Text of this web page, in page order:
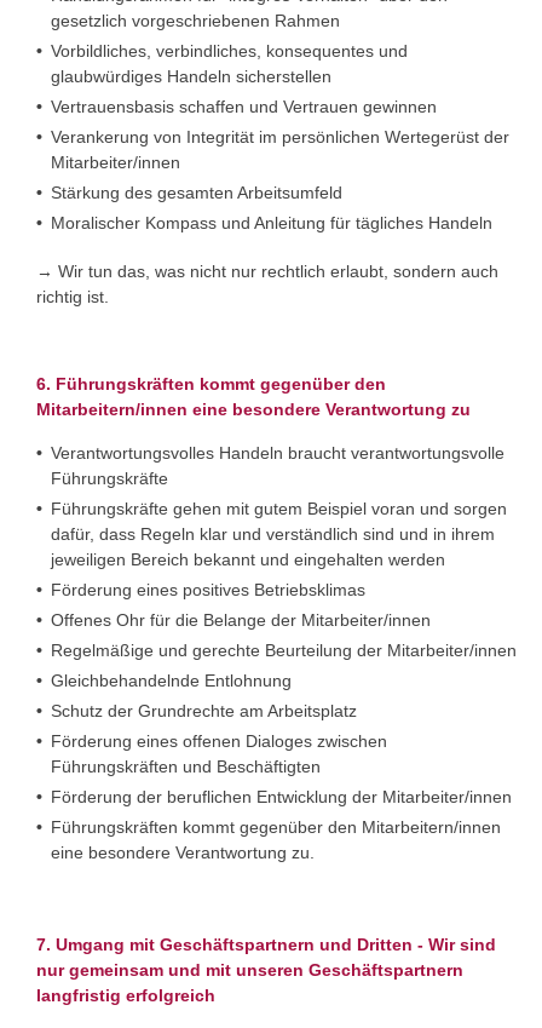
gesetzlich vorgeschriebenen Rahmen
Vorbildliches, verbindliches, konsequentes und
glaubwürdiges Handeln sicherstellen
Vertrauensbasis schaffen und Vertrauen gewinnen
Verankerung von Integrität im persönlichen Wertegerüst der
Mitarbeiter/innen
Stärkung des gesamten Arbeitsumfeld
Moralischer Kompass und Anleitung für tägliches Handeln
→ Wir tun das, was nicht nur rechtlich erlaubt, sondern auch
richtig ist.
6. Führungskräften kommt gegenüber den
Mitarbeitern/innen eine besondere Verantwortung zu
Verantwortungsvolles Handeln braucht verantwortungsvolle
Führungskräfte
Führungskräfte gehen mit gutem Beispiel voran und sorgen
dafür, dass Regeln klar und verständlich sind und in ihrem
jeweiligen Bereich bekannt und eingehalten werden
Förderung eines positives Betriebsklimas
Offenes Ohr für die Belange der Mitarbeiter/innen
Regelmäßige und gerechte Beurteilung der Mitarbeiter/innen
Gleichbehandelnde Entlohnung
Schutz der Grundrechte am Arbeitsplatz
Förderung eines offenen Dialoges zwischen
Führungskräften und Beschäftigten
Förderung der beruflichen Entwicklung der Mitarbeiter/innen
Führungskräften kommt gegenüber den Mitarbeitern/innen
eine besondere Verantwortung zu.
7. Umgang mit Geschäftspartnern und Dritten - Wir sind
nur gemeinsam und mit unseren Geschäftspartnern
langfristig erfolgreich